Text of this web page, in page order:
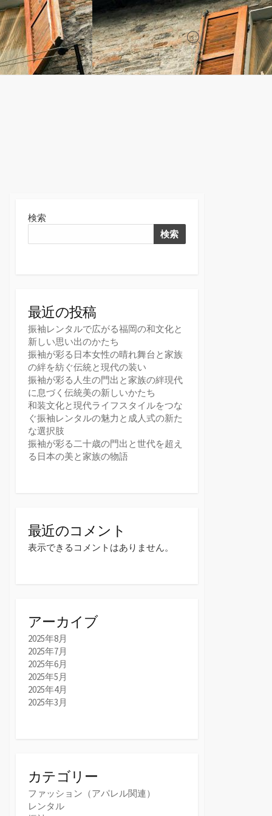
検
索
切
検索
検索
最近の投稿
振袖レンタルで広がる福岡の和文化と
新しい思い出のかたち
振袖が彩る日本女性の晴れ舞台と家族
の絆を紡ぐ伝統と現代の装い
振袖が彩る人生の門出と家族の絆現代
に息づく伝統美の新しいかたち
和装文化と現代ライフスタイルをつな
ぐ振袖レンタルの魅力と成人式の新た
な選択肢
振袖が彩る二十歳の門出と世代を超え
る日本の美と家族の物語
最近のコメント
表示できるコメントはありません。
アーカイブ
2025年8月
2025年7月
2025年6月
2025年5月
2025年4月
2025年3月
カテゴリー
ファッション（アパレル関連）
レンタル